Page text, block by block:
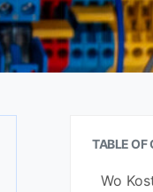
TABLE OF
Wo